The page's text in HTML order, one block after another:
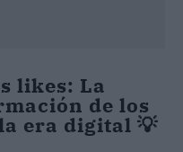
likes: La
de los
era digital 💡